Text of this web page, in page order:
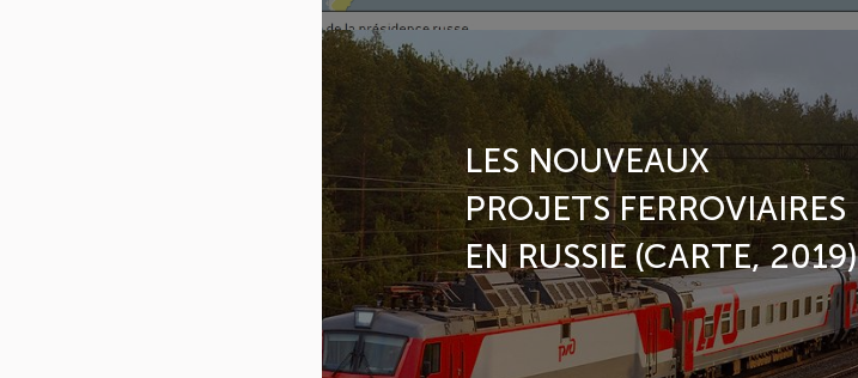
LES NOUVEAUX
PROJETS FERROVIAIRES
EN RUSSIE (CARTE, 2019)